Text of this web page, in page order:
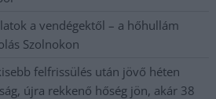
a vendégektől – a hőhullám
Szolnokon
felfrissülés után jövő héten
újra rekkenő hőség jön, akár 38